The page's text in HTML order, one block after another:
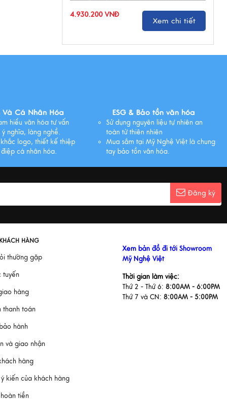
4.930.200 VNĐ
Xem chi tiết
Và Cá Nhân Hóa
hiểu văn hóa tư vấn
nghĩa, làng nghề.
khắc logo, thiết kế thiệp
cá nhân hóa.
ESG & Bảo tồn văn hóa
Sử dụng nguyên liệu tự nhiên an
toàn từ thiên nhiên
Mua sắm tại Mỹ Nghệ Việt là chung
tay bảo tồn văn hóa.
Đăng ký
HÀNG
thường gặp
tuyến
hàng
thanh toán
hành
và giao nhận
hàng
kiến của khách hàng
tiền
Xem bản đồ đi tới Showroom
Mỹ Nghệ Việt